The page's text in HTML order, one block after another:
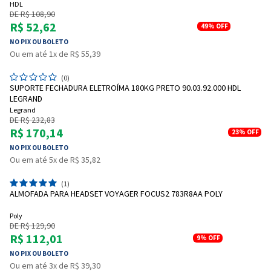
HDL
DE R$ 108,90
R$ 52,62
NO PIX OU BOLETO
49% OFF
Ou em até 1x de R$ 55,39
(0)
SUPORTE FECHADURA ELETROÍMA 180KG PRETO 90.03.92.000 HDL
LEGRAND
Legrand
DE R$ 232,83
R$ 170,14
NO PIX OU BOLETO
23% OFF
Ou em até 5x de R$ 35,82
(1)
ALMOFADA PARA HEADSET VOYAGER FOCUS2 783R8AA POLY
Poly
DE R$ 129,90
R$ 112,01
NO PIX OU BOLETO
9% OFF
Ou em até 3x de R$ 39,30